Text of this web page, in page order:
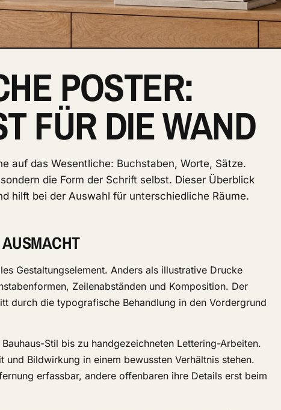
POSTER:
FÜR DIE WAND
auf das Wesentliche: Buchstaben, Worte, Sätze.
die Form der Schrift selbst. Dieser Überblick
hilft bei der Auswahl für unterschiedliche Räume.
Gestaltungselement. Anders als illustrative Drucke
Zeilenabständen und Komposition. Der
durch die typografische Behandlung in den Vordergrund
Stil bis zu handgezeichneten Lettering-Arbeiten.
und Bildwirkung in einem bewussten Verhältnis stehen.
erfassbar, andere offenbaren ihre Details erst beim